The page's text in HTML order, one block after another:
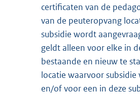
certificaten van de
van de peuteropvang
subsidie wordt
geldt alleen voor elke in
bestaande en nieuw te
locatie waarvoor
en/of voor een in deze